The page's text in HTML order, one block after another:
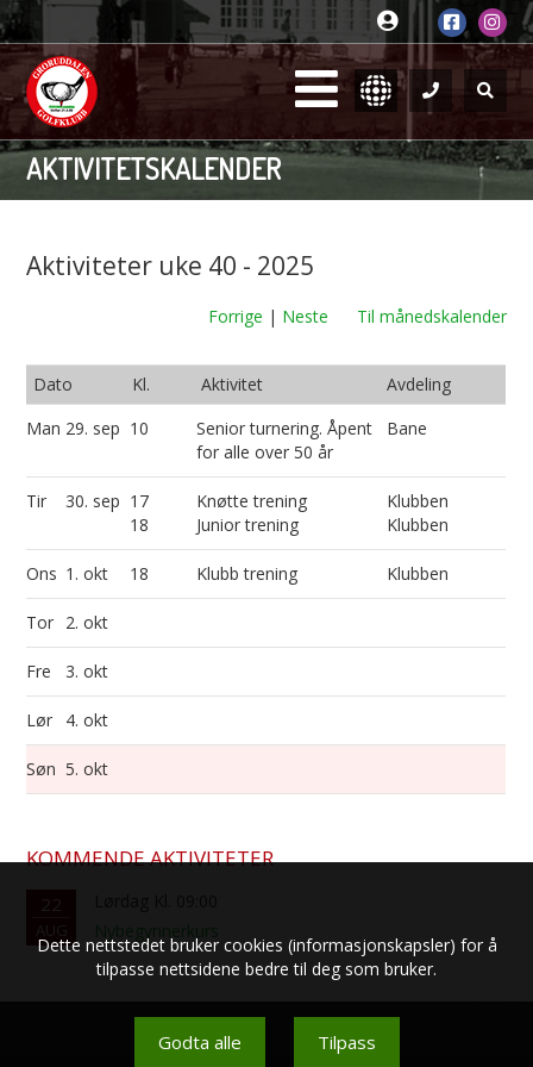
AKTIVITETSKALENDER
Aktiviteter uke 40 - 2025
Forrige | Neste Til månedskalender
Dato Kl. Aktivitet
Avdeling
Man 29. sep 10
Senior turnering. Åpent
for alle over 50 år
Bane
Tir 30. sep 17 Knøtte trening
Klubben
18
Junior trening Klubben
Ons 1. okt 18 Klubb trening Klubben
Tor 2. okt
Fre 3. okt
Lør 4. okt
Søn 5. okt
KOMMENDE AKTIVITETER
22
AUG
Dette nettstedet bruker cookies (informasjonskapsler) for å
tilpasse nettsidene bedre til deg som bruker.
Godta alle Tilpass